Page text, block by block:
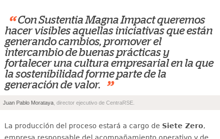
“ Con Sustentia Magna Impact queremos
hacer visibles aquellas iniciativas que están
generando cambios, promover el
intercambio de buenas prácticas y
fortalecer una cultura empresarial en la que
la sostenibilidad forme parte de la
generación de valor.
”
Juan Pablo Morataya , director ejecutivo de CentraRSE.
La producción del proceso estará a cargo de Siete Zero,